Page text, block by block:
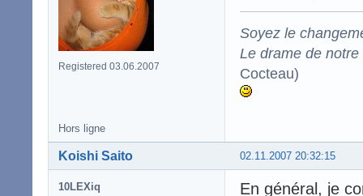
Registered 03.06.2007
Soyez le
Le drame de
Cocteau)
Hors ligne
02.11.2007 20:32:15
Koishi Saito
10LEXiq
En général, je